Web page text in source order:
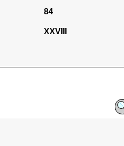
84
XXVIII